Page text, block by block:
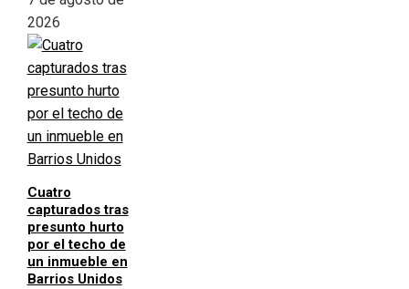
2026
Cuatro
capturados tras
presunto hurto
por el techo de
un inmueble en
Barrios Unidos